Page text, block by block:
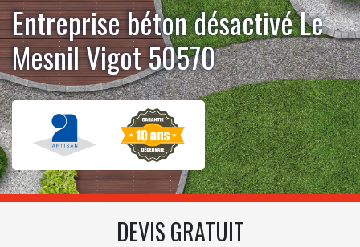
Entreprise béton désactivé Le
Mesnil Vigot 50570
DEVIS GRATUIT